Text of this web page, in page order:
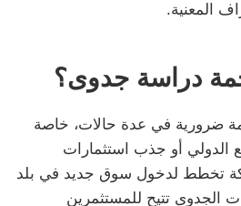
المعنية.
دراسة جدوى؟
ضرورية في عدة حالات، خاصة
الدولي أو جذب استثمارات
تخطط لدخول سوق جديد في بلد
الجدوى تتيح للمستثمرين